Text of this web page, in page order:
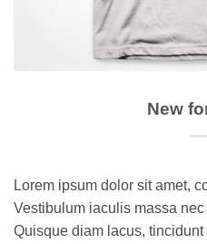
New
Lorem ipsum dolor sit amet,
Vestibulum iaculis massa
Quisque diam lacus,